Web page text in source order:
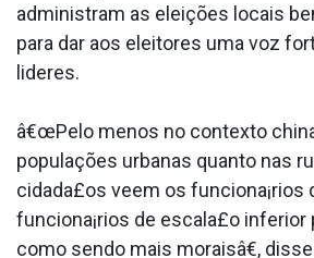
administram as eleições locais
para dar aos eleitores uma voz
lideres.
â€œPelo menos no contexto
populações urbanas quanto nas
cidada£os veem os funciona¡rios
funciona¡rios de escala£o inferior
como sendo mais moraisâ€,